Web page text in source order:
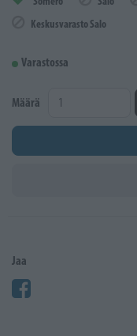
Keskusvarasto Salo
Varastossa
Määrä
Jaa